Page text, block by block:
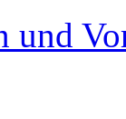
und